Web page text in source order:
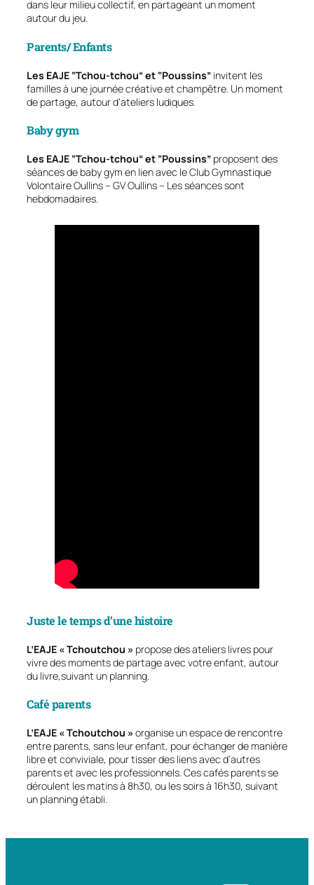
dans leur milieu collectif, en partageant un moment
autour du jeu.
Parents/ Enfants
Les EAJE ‟Tchou-tchou“ et ‟Poussins” invitent les
familles à une journée créative et champêtre. Un moment
de partage, autour d’ateliers ludiques.
Baby gym
Les EAJE ‟Tchou-tchou“ et ‟Poussins” proposent des
séances de baby gym en lien avec le Club Gymnastique
Volontaire Oullins – GV Oullins – Les séances sont
hebdomadaires.
Juste le temps d’une histoire
L’EAJE « Tchoutchou » propose des ateliers livres pour
vivre des moments de partage avec votre enfant, autour
du livre,suivant un planning.
Café parents
L’EAJE « Tchoutchou » organise un espace de rencontre
entre parents, sans leur enfant, pour échanger de manière
libre et conviviale, pour tisser des liens avec d’autres
parents et avec les professionnels. Ces cafés parents se
déroulent les matins à 8h30, ou les soirs à 16h30, suivant
un planning établi.